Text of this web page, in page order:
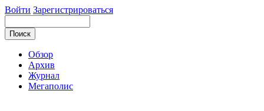
Войти Зарегистрироваться
Обзор
Архив
Журнал
Мегаполис